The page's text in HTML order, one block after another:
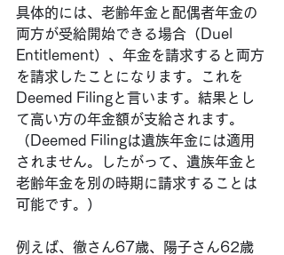
具体的には、老齢年金と配偶者年金の
両方が受給開始できる場合（Duel
Entitlement）、年金を請求すると両方
を請求したことになります。これを
Deemed Filingと言います。結果とし
て高い方の年金額が支給されます。
（Deemed Filingは遺族年金には適用
されません。したがって、遺族年金と
老齢年金を別の時期に請求することは
可能です。）
例えば、徹さん67歳、陽子さん62歳